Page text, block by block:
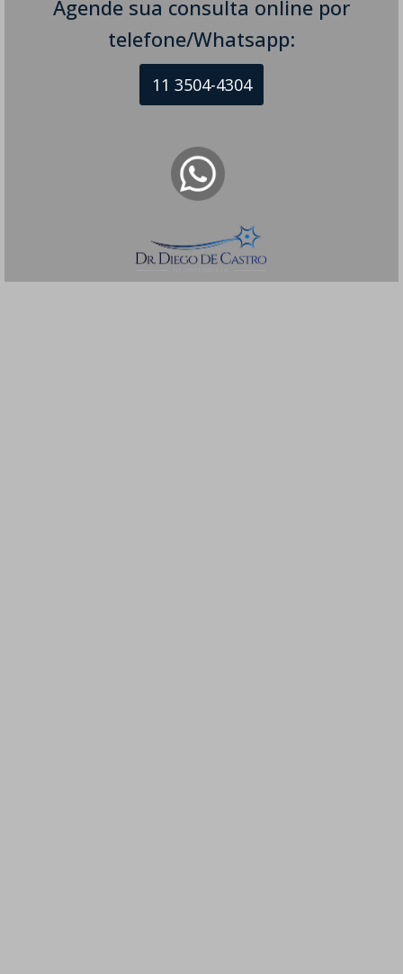
Agende sua consulta online por
telefone/Whatsapp:
11 3504-4304